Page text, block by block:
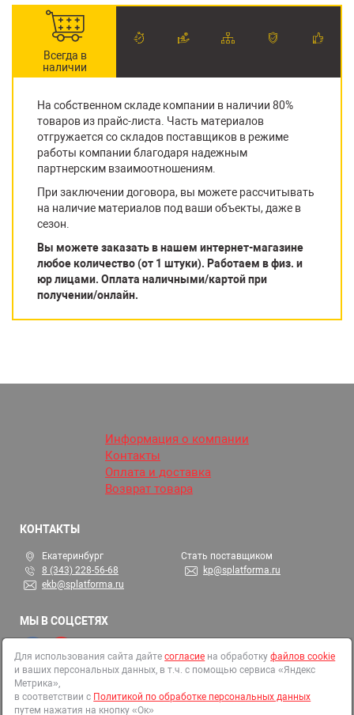
Всегда в
наличии
На собственном складе компании в наличии 80%
товаров из прайс-листа. Часть материалов
отгружается со складов поставщиков в режиме
работы компании благодаря надежным
партнерским взаимоотношениям.
При заключении договора, вы можете рассчитывать
на наличие материалов под ваши объекты, даже в
сезон.
Вы можете заказать в нашем интернет-магазине
любое количество (от 1 штуки). Работаем в физ. и
юр лицами. Оплата наличными/картой при
получении/онлайн.
Информация о компании
Контакты
Оплата и доставка
Возврат товара
КОНТАКТЫ
Екатеринбург
8 (343) 228-56-68
ekb@splatforma.ru
Стать поставщиком
kp@splatforma.ru
МЫ В СОЦСЕТЯХ
© 2002-2026 СтройПлатформа
ОГРН 1146679000313
Все права защищены
Для использования сайта дайтесогласие на обработкуфайлов cookie
и ваших персональных данных, в т.ч. с помощью сервиса «Яндекс
Метрика»,
в соответствии с Политикой по обработке персональных данных
путем нажатия на кнопку «Ок»